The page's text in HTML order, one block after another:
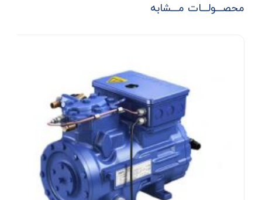
محصـــولـــات مـــشابه